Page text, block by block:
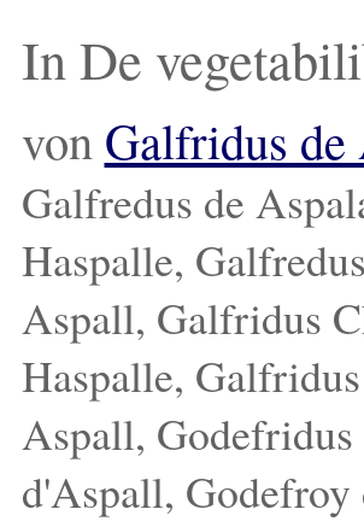
In De
von Galfridus de
Galfredus de
Haspalle,
Aspall, Galfridus
Haspalle,
Aspall,
d'Aspall, Godefroy